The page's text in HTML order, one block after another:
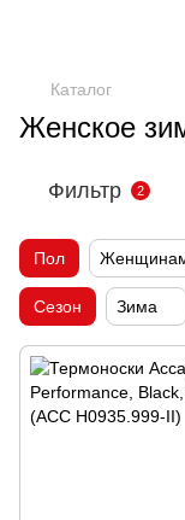
Каталог
Женское
Фильтр 2
Пол
Сезон Зима